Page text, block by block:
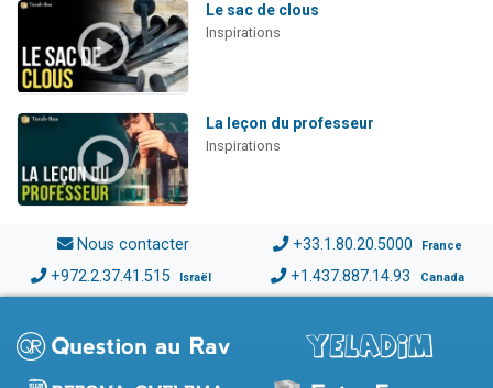
Le sac de clous
Inspirations
La leçon du professeur
Inspirations
Nous contacter +33.1.80.20.5000 France
+972.2.37.41.515 Israël +1.437.887.14.93 Canada